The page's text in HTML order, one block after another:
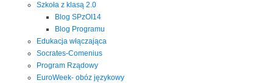
Szkoła z klasą 2.0
Blog SPzOI14
Blog Programu
Edukacja włączająca
Socrates-Comenius
Program Rządowy
EuroWeek- obóz językowy